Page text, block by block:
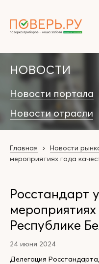
НОВОСТИ
Новости портала
Новости отрасли
Главная Новости
мероприятиях года
Росстандарт
Республике
24 июня 2024
Делегация